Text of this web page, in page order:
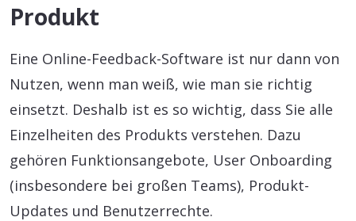
Produkt
Eine Online-Feedback-Software ist nur dann von
Nutzen, wenn man weiß, wie man sie richtig
einsetzt. Deshalb ist es so wichtig, dass Sie alle
Einzelheiten des Produkts verstehen. Dazu
gehören Funktionsangebote, User Onboarding
(insbesondere bei großen Teams), Produkt-
Updates und Benutzerrechte.